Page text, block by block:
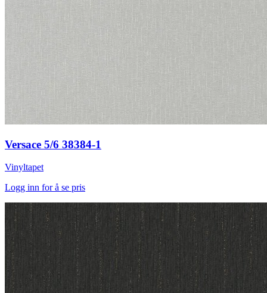
Versace 5/6 38384-1
Vinyltapet
Logg inn for å se pris